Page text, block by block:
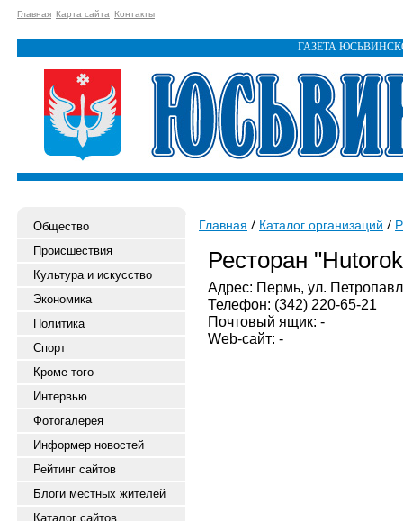
Главная Карта сайта Контакты
ГАЗЕТА
Общество
Происшествия
Культура и искусство
Экономика
Политика
Спорт
Кроме того
Интервью
Фотогалерея
Информер новостей
Рейтинг сайтов
Блоги местных жителей
Каталог сайтов
Главная Каталог организаций
Ресторан
Адрес: Пермь, ул.
Телефон: (342) 220-65-21
Почтовый ящик: -
Web-сайт: -